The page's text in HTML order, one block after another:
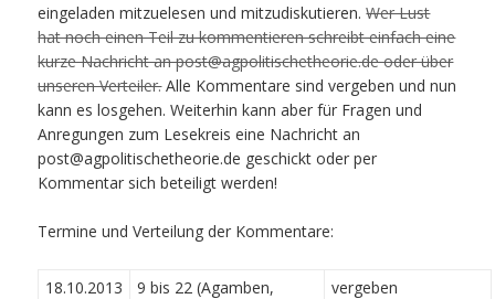
eingeladen mitzuelesen und mitzudiskutieren.Wer Lust
hat noch einen Teil zu kommentieren schreibt einfach eine
kurze Nachricht an post@agpolitischetheorie.de oder über
unseren Verteiler.Alle Kommentare sind vergeben und nun
kann es losgehen. Weiterhin kann aber für Fragen und
Anregungen zum Lesekreis eine Nachricht an
post@agpolitischetheorie.de geschickt oder per
Kommentar sich beteiligt werden!
Termine und Verteilung der Kommentare:
18.10.2013
9 bis 22 (Agamben,
vergeben